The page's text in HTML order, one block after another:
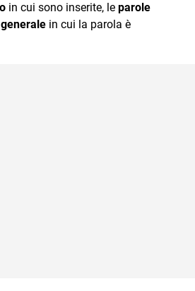
in cui sono inserite, le parole
in cui la parola è